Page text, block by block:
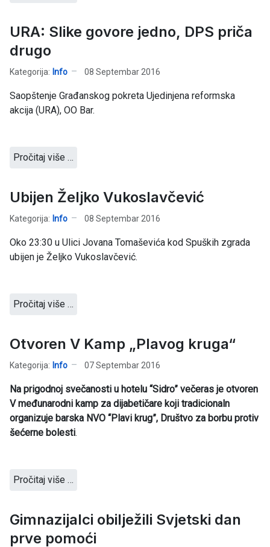
URA: Slike govore jedno, DPS priča
drugo
Kategorija: Info 08 Septembar 2016
Saopštenje Građanskog pokreta Ujedinjena reformska
akcija (URA), OO Bar.
Pročitaj više …
Ubijen Željko Vukoslavčević
Kategorija: Info 08 Septembar 2016
Oko 23:30 u Ulici Jovana Tomaševića kod Spuških zgrada
ubijen je Željko Vukoslavčević.
Pročitaj više …
Otvoren V Kamp „Plavog kruga“
Kategorija: Info 07 Septembar 2016
Na prigodnoj svečanosti u hotelu “Sidro” večeras je otvoren
V međunarodni kamp za dijabetičare koji tradicionaln
organizuje barska NVO “Plavi krug”, Društvo za borbu protiv
šećerne bolesti.
Pročitaj više …
Gimnazijalci obilježili Svjetski dan
prve pomoći